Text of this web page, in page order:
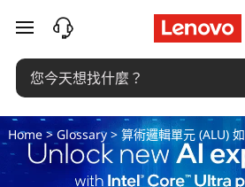
算
術
邏
輯
跳至主要內容
Home> Glossary> 算術邏輯單元 (ALU)